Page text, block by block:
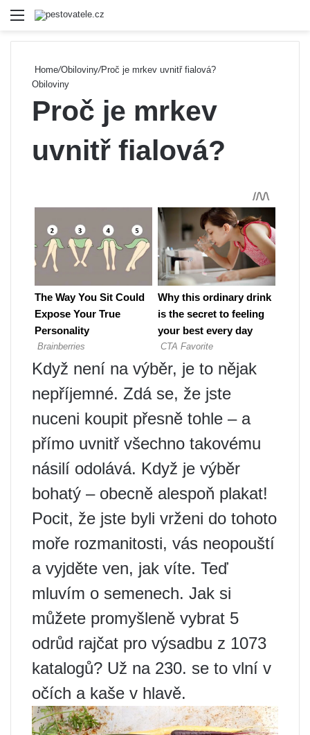
Menu
Home/Obiloviny/Proč je mrkev uvnitř fialová?
Obiloviny
Proč je mrkev
uvnitř fialová?
Když není na výběr, je to nějak
nepříjemné. Zdá se, že jste
nuceni koupit přesně tohle – a
přímo uvnitř všechno takovému
násilí odolává. Když je výběr
bohatý – obecně alespoň plakat!
Pocit, že jste byli vrženi do tohoto
moře rozmanitosti, vás neopouští
a vyjděte ven, jak víte. Teď
mluvím o semenech. Jak si
můžete promyšleně vybrat 5
odrůd rajčat pro výsadbu z 1073
katalogů? Už na 230. se to vlní v
očích a kaše v hlavě.